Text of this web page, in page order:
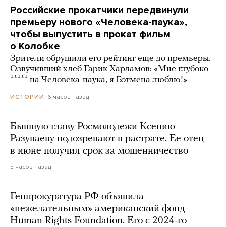
Российские прокатчики передвинули
премьеру нового «Человека-паука»,
чтобы выпустить в прокат фильм
о Колобке
Зрители обрушили его рейтинг еще до премьеры.
Озвучивший хлеб Гарик Харламов: «Мне глубоко
***** на Человека-паука, я Бэтмена люблю!»
ИСТОРИИ 6 часов назад
Бывшую главу Росмолодежи Ксению
Разуваеву подозревают в растрате. Ее отец
в июне получил срок за мошенничество
5 часов назад
Генпрокуратура РФ объявила
«нежелательным» американский фонд
Human Rights Foundation. Его с 2024-го